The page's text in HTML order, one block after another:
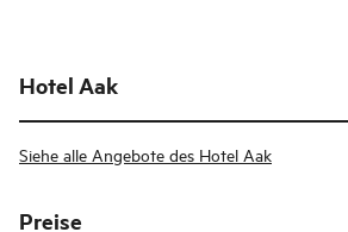
Hotel Aak
Siehe alle Angebote des Hotel Aak
Preise